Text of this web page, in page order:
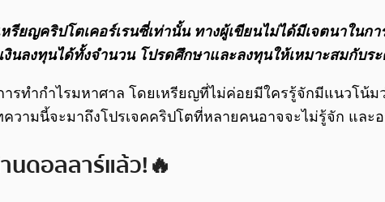
รียญคริปโตเคอร์เรนซี่เท่านั้น ทางผู้เขียนไม่ได้มีเจตนาใน
นลงทุนได้ทั้งจํานวน โปรดศึกษาและลงทุนให้เหมาะสมกับร
รทำกำไรมหาศาล โดยเหรียญที่ไม่ค่อยมีใครรู้จักมีแนวโน้ม
ามนี้จะมาถึงโปรเจคคริปโตที่หลายคนอาจจะไม่รู้จัก และ
นดอลลาร์แล้ว!🔥